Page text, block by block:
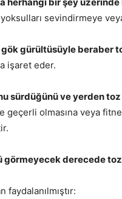
sevindirmeye
gök gürültüsüyle beraber
işaret eder.
sürdüğünü ve yerden toz
geçerli olmasına veya
görmeyecek derecede toz
faydalanılmıştır: